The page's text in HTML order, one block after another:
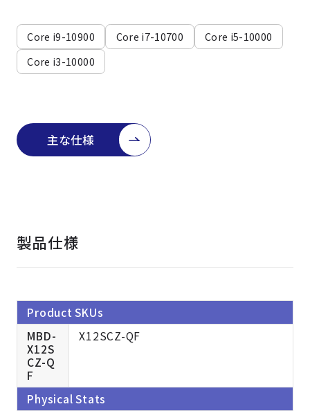
Core i9-10900 Core i7-10700
Core i5-10000
Core i3-10000
主な仕様
製品仕様
Product SKUs
MBD-
X12S
CZ-Q
F
X12SCZ-QF
Physical Stats